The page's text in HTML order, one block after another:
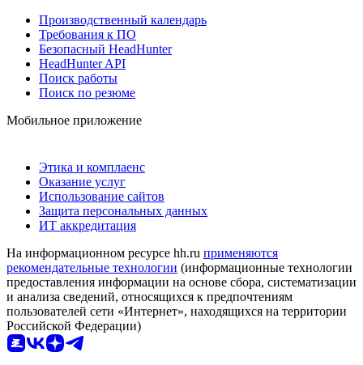
Производственный календарь
Требования к ПО
Безопасный HeadHunter
HeadHunter API
Поиск работы
Поиск по резюме
Мобильное приложение
Этика и комплаенс
Оказание услуг
Использование сайтов
Защита персональных данных
ИТ аккредитация
На информационном ресурсе hh.ru применяются
рекомендательные технологии (информационные технологии
предоставления информации на основе сбора, систематизации
и анализа сведений, относящихся к предпочтениям
пользователей сети «Интернет», находящихся на территории
Российской Федерации)